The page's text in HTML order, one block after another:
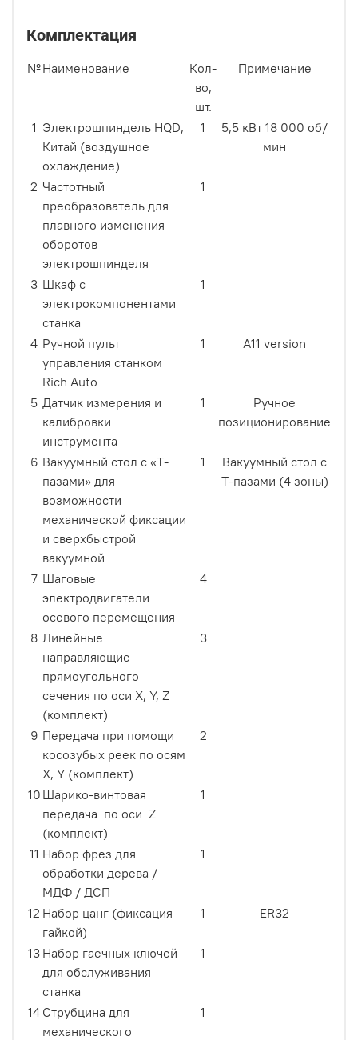
Комплектация
№Наименование
Кол-
во,
шт.
Примечание
1 Электрошпиндель HQD,
Китай (воздушное
охлаждение)
1
5,5 кВт 18 000 об/
мин
2 Частотный
преобразователь для
плавного изменения
оборотов
электрошпинделя
1
3 Шкаф с
электрокомпонентами
станка
1
4 Ручной пульт
управления станком
Rich Auto
1 A11 version
5 Датчик измерения и
калибровки
инструмента
1
Ручное
позиционирование
6 Вакуумный стол с «T-
пазами» для
возможности
механической фиксации
и сверхбыстрой
вакуумной
1
Вакуумный стол с
T-пазами (4 зоны)
7 Шаговые
электродвигатели
осевого перемещения
4
8 Линейные
направляющие
прямоугольного
сечения по оси X, Y, Z
(комплект)
3
9 Передача при помощи
косозубых реек по осям
X, Y (комплект)
2
10 Шарико-винтовая
передача по оси Z
(комплект)
1
11 Набор фрез для
обработки дерева /
МДФ / ДСП
1
12 Набор цанг (фиксация
гайкой)
1 ER32
13 Набор гаечных ключей
для обслуживания
станка
1
14 Струбцина для
механического
1